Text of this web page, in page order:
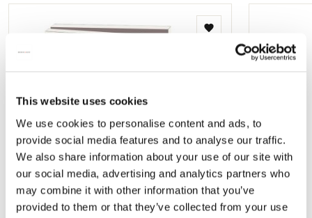
This website uses cookies
We use cookies to personalise content and ads, to
provide social media features and to analyse our traffic.
We also share information about your use of our site with
our social media, advertising and analytics partners who
may combine it with other information that you’ve
provided to them or that they’ve collected from your use
Zur
Wunschliste
hinzufügen